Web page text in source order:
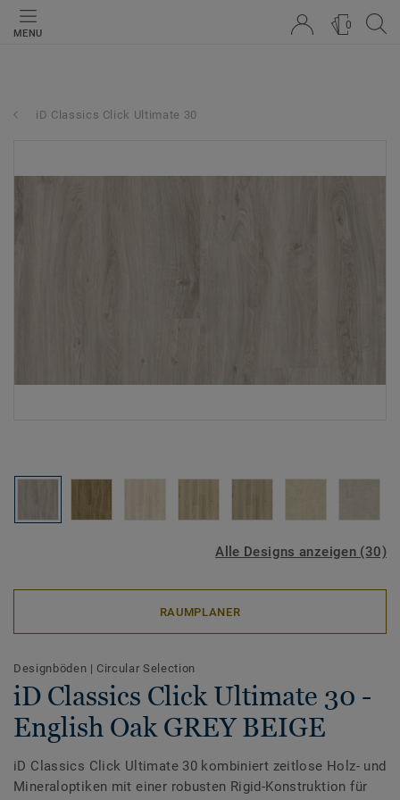
MENU
0
iD Classics Click Ultimate 30
Alle Designs anzeigen (30)
RAUMPLANER
Designböden | Circular Selection
iD Classics Click Ultimate 30 -
English Oak GREY BEIGE
iD Classics Click Ultimate 30 kombiniert zeitlose Holz- und
Mineraloptiken mit einer robusten Rigid-Konstruktion für